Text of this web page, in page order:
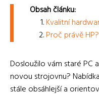
Obsah článku:
Kvalitní
Proč právě HP?
Dosloužilo vám staré PC
novou strojovnu?
stále obsáhlejší a